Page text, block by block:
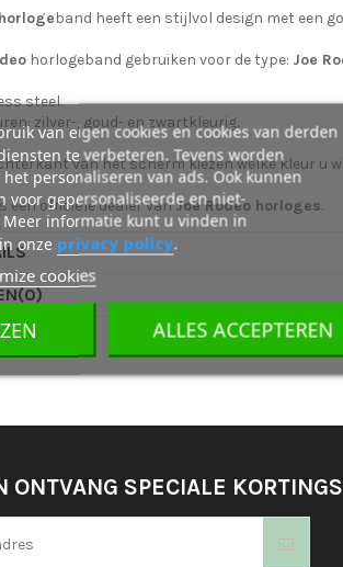
band heeft een stijlvol design met een
horlogeband gebruiken voor de type: Joe
steel.
zilver-, goud- en zwartkleurig.
van het scherm kiezen welke kleur u
een officiële dealer vanJoe Rodeo horloges.
(0)
SPECIALE
van eigen cookies en cookies van derden
te verbeteren. Tevens worden
personaliseren van ads. Ook kunnen
voor gepersonaliseerde en niet-
informatie kunt u vinden in
onze privacy policy.
cookies
ALLES ACCEPTEREN